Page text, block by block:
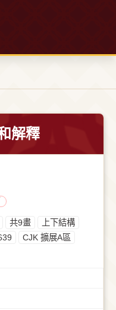
解釋
共9畫
上下結構
CJK 擴展A區